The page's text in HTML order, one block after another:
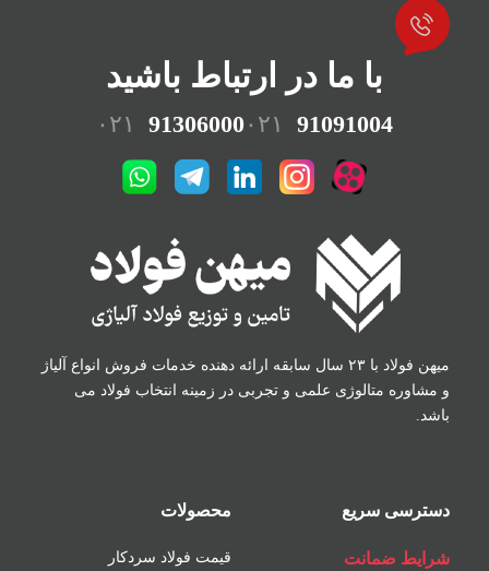
میهن فولاد با ۲۳ سال سابقه ارائه دهنده خدمات فروش
انواع آلیاژ
و مشاوره متالوژی علمی و تجربی در زمینه
انتخاب فولاد می
باشد.
دسترسی سریع
شرایط ضمانت
محصولات
قیمت فولاد سردکار
با ما در ارتباط باشید
۰۲۱ 91091004 ۰۲۱ 91306000